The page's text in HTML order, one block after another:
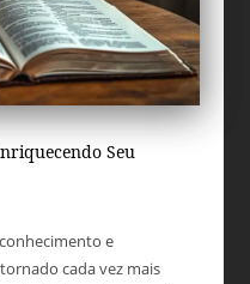
Seu
e
cada vez mais